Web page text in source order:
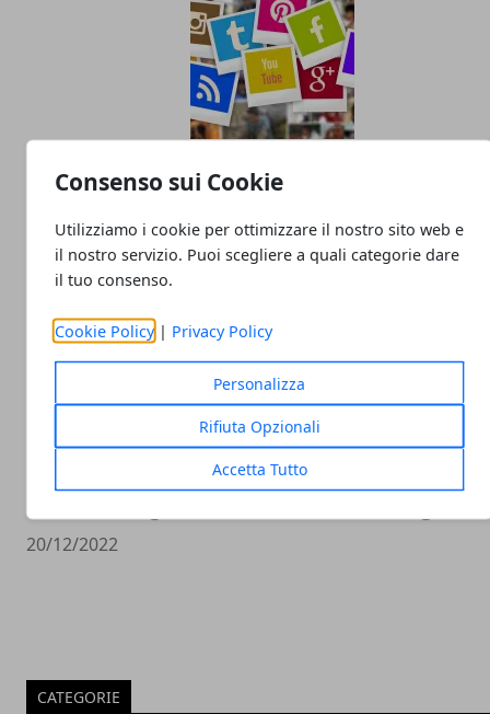
Consenso sui Cookie
Utilizziamo i cookie per ottimizzare il nostro sito web e
il nostro servizio. Puoi scegliere a quali categorie dare
il tuo consenso.
Cookie Policy| Privacy Policy
Personalizza
Rifiuta Opzionali
Accetta Tutto
Pubblicità sui social: come farla e perché è
30/12/2022
Come analizzare e gestire il rischio di
20/12/2022
CATEGORIE